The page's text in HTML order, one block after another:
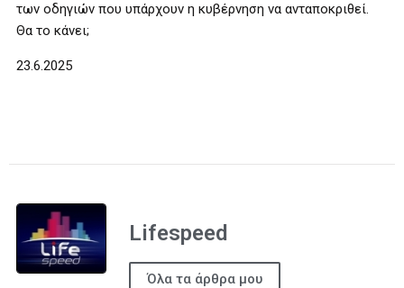
των οδηγιών που υπάρχουν η κυβέρνηση να ανταποκριθεί.
Θα το κάνει;
23.6.2025
Lifespeed
Όλα τα άρθρα μου